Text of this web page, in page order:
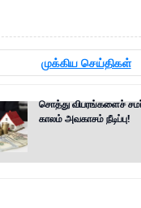
முக்கிய செய்திகள்
சொத்து விபரங்களைச்
காலம் அவகாசம் நீடிப்பு!